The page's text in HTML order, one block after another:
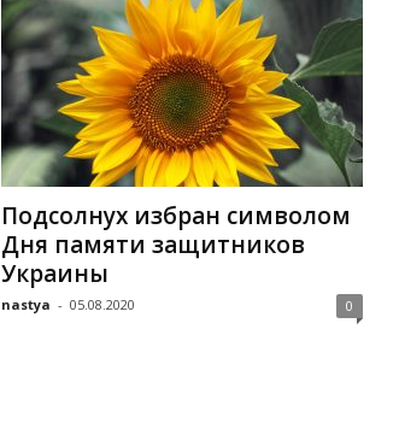
Подсолнух избран символом
Дня памяти защитников
Украины
nastya - 05.08.2020 0